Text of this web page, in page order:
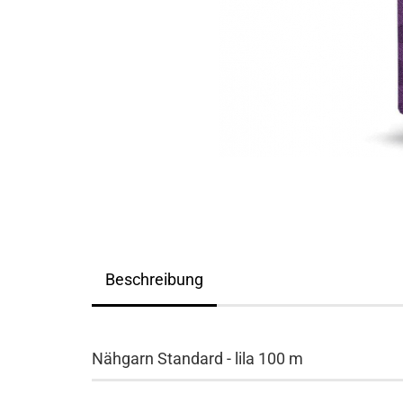
Beschreibung
Nähgarn Standard - lila 100 m